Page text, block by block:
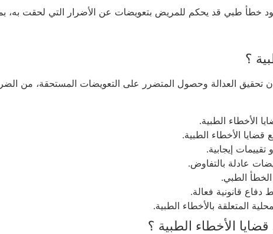
خطأ طبي قد يحكم للمريض بتعويضات عن الأضرار التي لحقت به،
؟
العدالة وحصول المتضرر على التعويضات المستحقة، من الضروري
الأخطاء الطبية.
الأخطاء الطبية.
إيجابية.
عادلة بالتفاوض.
الطبي.
قانونية فعالة.
المتعلقة بالأخطاء الطبية.
الأخطاء الطبية ؟